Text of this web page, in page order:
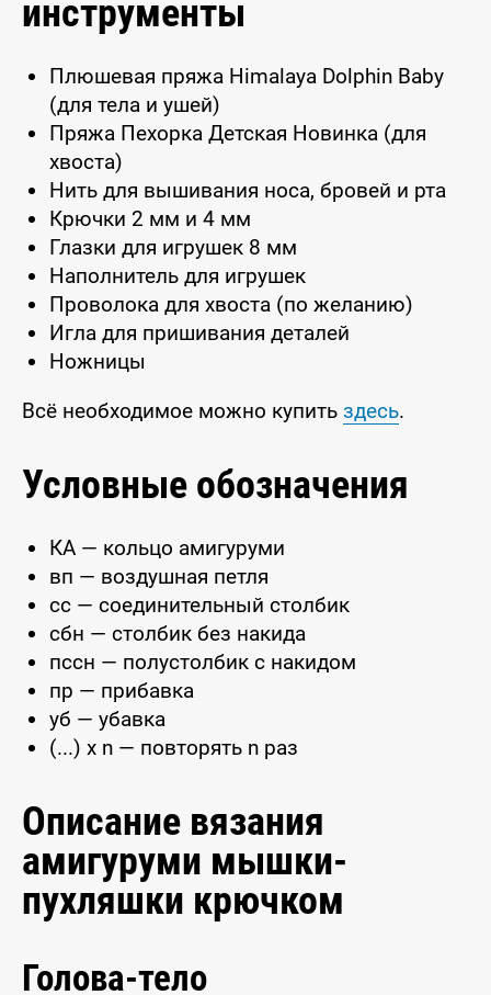
инструменты
Плюшевая пряжа Himalaya Dolphin Baby
(для тела и ушей)
Пряжа Пехорка Детская Новинка (для
хвоста)
Нить для вышивания носа, бровей и рта
Крючки 2 мм и 4 мм
Глазки для игрушек 8 мм
Наполнитель для игрушек
Проволока для хвоста (по желанию)
Игла для пришивания деталей
Ножницы
Всё необходимое можно купить здесь.
Условные обозначения
КА — кольцо амигуруми
вп — воздушная петля
сс — соединительный столбик
сбн — столбик без накида
пссн — полустолбик с накидом
пр — прибавка
уб — убавка
(...) x n — повторять n раз
Описание вязания
амигуруми мышки-
пухляшки крючком
Голова-тело